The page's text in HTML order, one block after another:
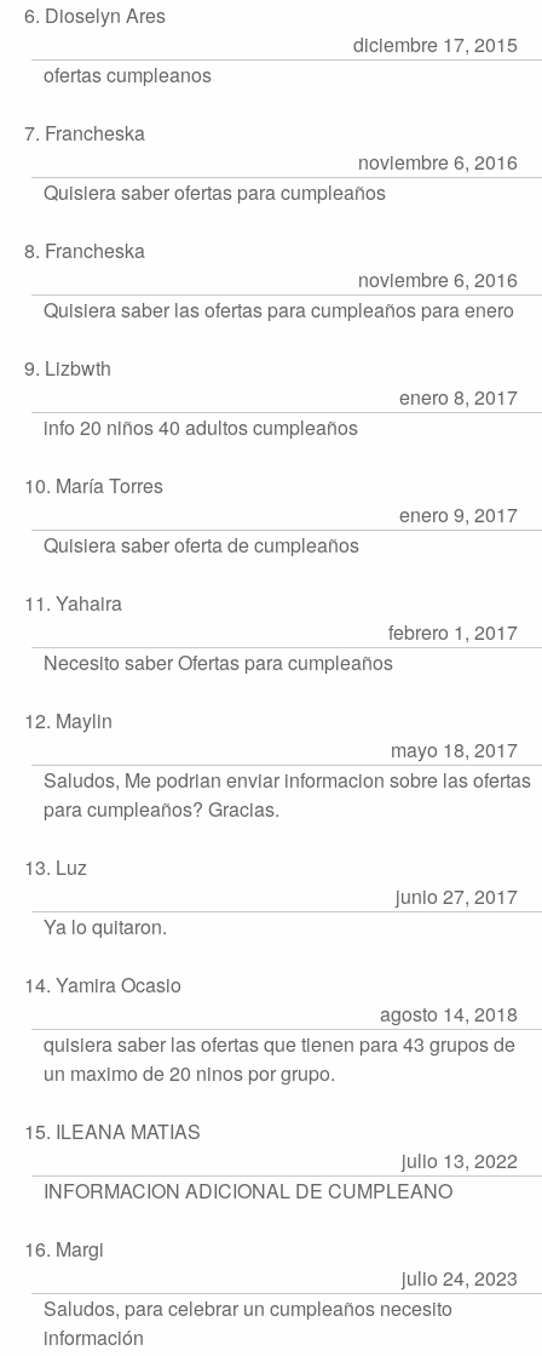
6. Dioselyn Ares
diciembre 17, 2015
ofertas cumpleanos
7. Francheska
noviembre 6, 2016
Quisiera saber ofertas para cumpleaños
8. Francheska
noviembre 6, 2016
Quisiera saber las ofertas para cumpleaños para enero
9. Lizbwth
enero 8, 2017
info 20 niños 40 adultos cumpleaños
10. María Torres
enero 9, 2017
Quisiera saber oferta de cumpleaños
11. Yahaira
febrero 1, 2017
Necesito saber Ofertas para cumpleaños
12. Maylin
mayo 18, 2017
Saludos, Me podrian enviar informacion sobre las ofertas
para cumpleaños? Gracias.
13. Luz
junio 27, 2017
Ya lo quitaron.
14. Yamira Ocasio
agosto 14, 2018
quisiera saber las ofertas que tienen para 43 grupos de
un maximo de 20 ninos por grupo.
15. ILEANA MATIAS
julio 13, 2022
INFORMACION ADICIONAL DE CUMPLEANO
16. Margi
julio 24, 2023
Saludos, para celebrar un cumpleaños necesito
información